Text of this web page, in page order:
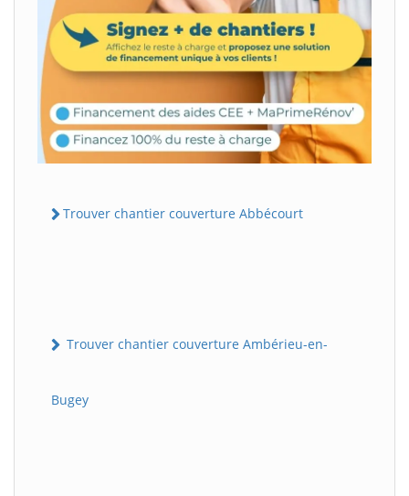
Trouver chantier couverture Abbécourt
Trouver chantier couverture Ambérieu-en-
Bugey